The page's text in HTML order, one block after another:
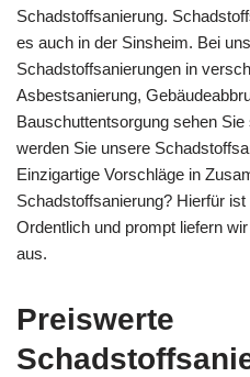
Schadstoffsanierung.
es auch in der Sinsheim. Bei
Schadstoffsanierungen in
Asbestsanierung,
Bauschuttentsorgung sehen
werden Sie unsere
Einzigartige Vorschläge in
Schadstoffsanierung? Hierfür
Ordentlich und prompt liefern
aus.
Preiswerte